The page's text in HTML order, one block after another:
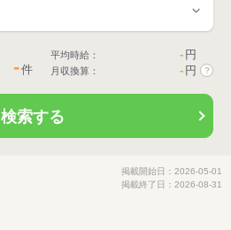
-件
平均時給： - 円
月収換算： - 円 ?
検索する
掲載開始日：2026-05-01
掲載終了日：2026-08-31